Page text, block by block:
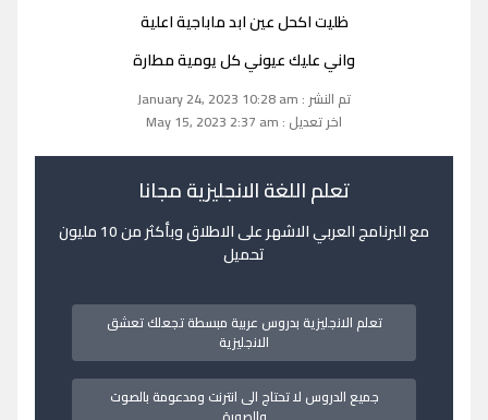
ظليت اكحل عين ابد ماباجية اعلية
واني عليك عيوني كل يومية مطارة
تم النشر : January 24, 2023 10:28 am
اخر تعديل : May 15, 2023 2:37 am
تعلم اللغة الانجليزية مجانا
مع البرنامج العربي الاشهر على الاطلاق وبأكثر من 10 مليون
تحميل
تعلم الانجليزية بدروس عربية مبسطة تجعلك تعشق
الانجليزية
جميع الدروس لا تحتاج الى انترنت ومدعومة بالصوت